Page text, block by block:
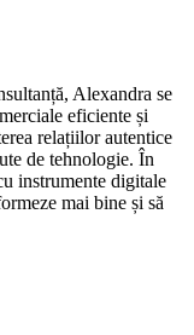
Alexandra se
eficiente și
relațiilor autentice
de tehnologie. În
instrumente digitale
mai bine și să